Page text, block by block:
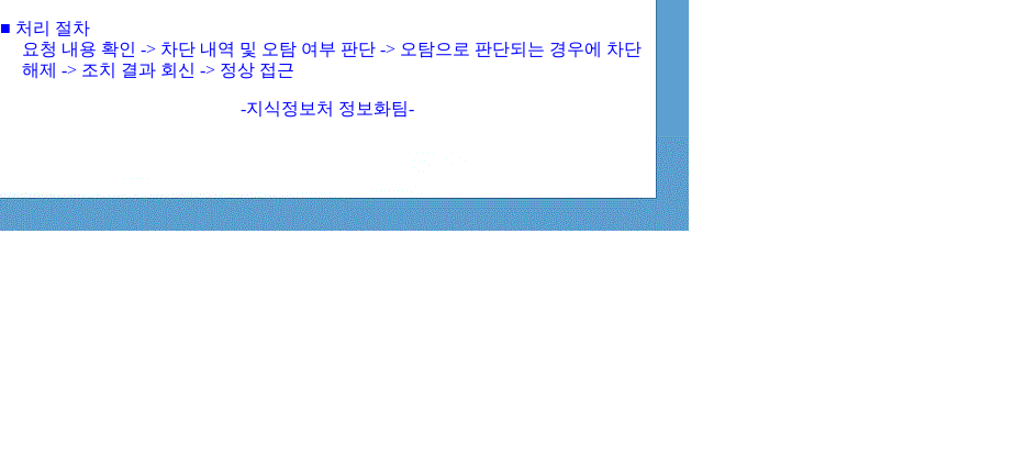
■ 처리 절차
요청 내용 확인 -> 차단 내역 및 오탐 여부 판단 -> 오탐으로 판단되는 경우에 차단
해제 -> 조치 결과 회신 -> 정상 접근
-지식정보처 정보화팀-